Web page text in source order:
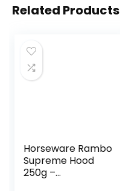
Related Products
Horseware Rambo
Supreme Hood
250g –